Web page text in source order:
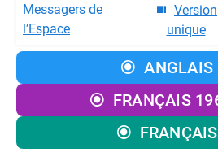
Messagers de
l’Espace
Version
unique
ANGLAIS
FRANÇAIS